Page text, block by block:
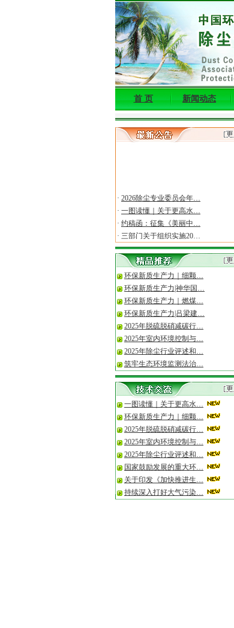
首 页 新闻动态
一图读懂｜关于更高水…
约稿函：征集《美丽中…
三部门关于组织实施20…
·关于召开第十一届东亚…
·关于2026年度环境保护…
·一图读懂“十五五”规…
·2026年度专精特新“小…
环保新质生产力｜细颗…
环保新质生产力|神华国…
环保新质生产力｜燃煤…
环保新质生产力|吕梁建…
2025年脱硫脱硝减碳行…
2025年室内环境控制与…
2025年除尘行业评述和…
筑牢生态环境监测法治…
一图读懂｜关于更高水…
环保新质生产力｜细颗…
2025年脱硫脱硝减碳行…
2025年室内环境控制与…
2025年除尘行业评述和…
国家鼓励发展的重大环…
关于印发《加快推进生…
持续深入打好大气污染…